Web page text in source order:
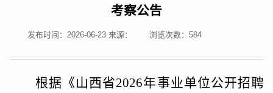
考察公告
发布时间：2026-06-23 来源： 浏览次数： 584
根据《山西省2026年事业单位公开招聘